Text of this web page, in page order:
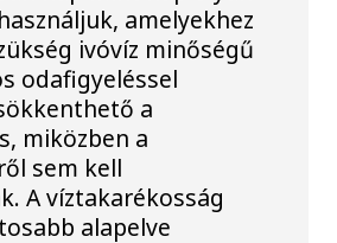
amelyekhez
ivóvíz minőségű
odafigyeléssel
a
miközben a
sem kell
A víztakarékosság
alapelve